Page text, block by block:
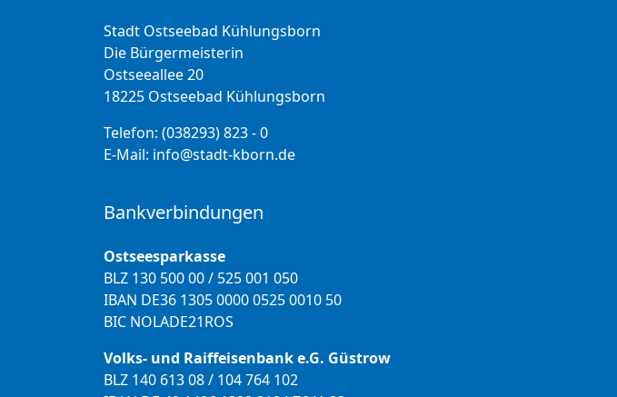
Stadt Ostseebad Kühlungsborn
Die Bürgermeisterin
Ostseeallee 20
18225 Ostseebad Kühlungsborn
Telefon: (038293) 823 - 0
E-Mail: info@stadt-kborn.de
Bankverbindungen
Ostseesparkasse
BLZ 130 500 00 / 525 001 050
IBAN DE36 1305 0000 0525 0010 50
BIC NOLADE21ROS
Volks- und Raiffeisenbank e.G. Güstrow
BLZ 140 613 08 / 104 764 102